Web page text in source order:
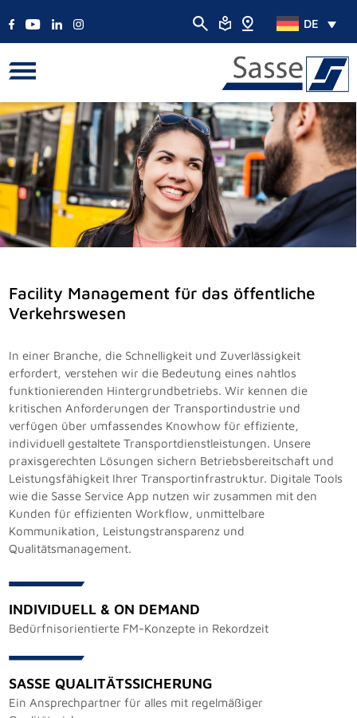
DE
Facility Management für das öffentliche
Verkehrswesen
In einer Branche, die Schnelligkeit und Zuverlässigkeit
erfordert, verstehen wir die Bedeutung eines nahtlos
funktionierenden Hintergrundbetriebs. Wir kennen die
kritischen Anforderungen der Transportindustrie und
verfügen über umfassendes Knowhow für effiziente,
individuell gestaltete Transportdienstleistungen. Unsere
praxisgerechten Lösungen sichern Betriebsbereitschaft und
Leistungsfähigkeit Ihrer Transportinfrastruktur. Digitale Tools
wie die Sasse Service App nutzen wir zusammen mit den
Kunden für effizienten Workflow, unmittelbare
Kommunikation, Leistungstransparenz und
Qualitätsmanagement.
INDIVIDUELL & ON DEMAND
Bedürfnisorientierte FM-Konzepte in Rekordzeit
SASSE QUALITÄTSSICHERUNG
Ein Ansprechpartner für alles mit regelmäßiger